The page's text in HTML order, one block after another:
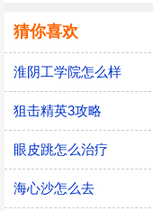
猜你喜欢
淮阴工学院怎么样
狙击精英3攻略
眼皮跳怎么治疗
海心沙怎么去